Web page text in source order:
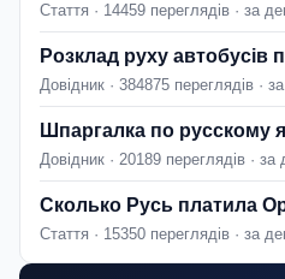
Стаття · 14459 переглядів · за
Розклад руху автобусів
Довідник · 384875 переглядів ·
Шпаргалка по русскому
Довідник · 20189 переглядів ·
Сколько Русь платила
Стаття · 15350 переглядів · за